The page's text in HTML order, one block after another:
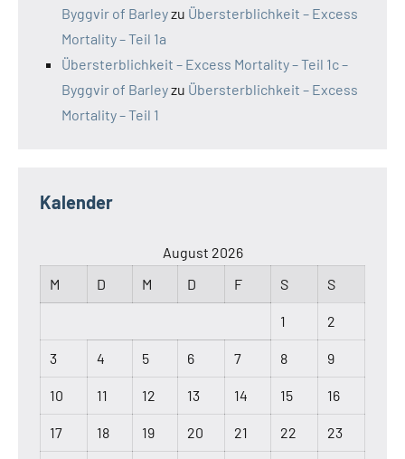
Byggvir of Barleyzu Übersterblichkeit – Excess
Mortality – Teil 1a
Übersterblichkeit – Excess Mortality – Teil 1c –
Byggvir of Barleyzu Übersterblichkeit – Excess
Mortality – Teil 1
Kalender
August 2026
M
D M D F S S
1 2
3 4 5 6 7 8 9
10 11 12 13 14 15 16
17 18 19 20 21 22 23